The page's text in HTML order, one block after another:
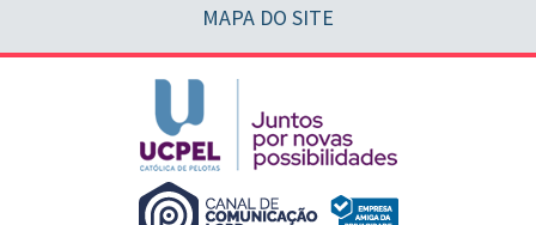
MAPA DO SITE